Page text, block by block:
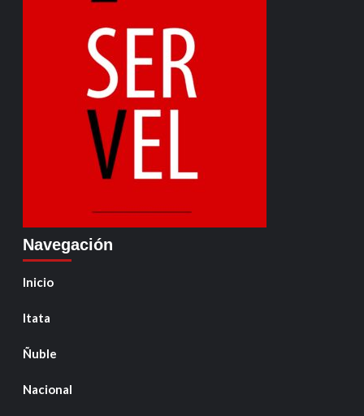
Navegación
Inicio
Itata
Ñuble
Nacional